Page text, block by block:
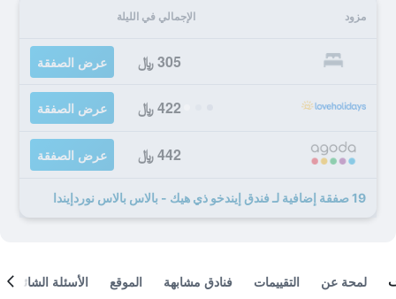
مزود الإجمالي في الليلة
305 ﷼ عرض الصفقة
422 ﷼ عرض الصفقة
442 ﷼ عرض الصفقة
19 صفقة إضافية لـ فندق إيندخو ذي هيك - بالاس بالاس نوردإيندا
لمحة عن التقييمات فنادق مشابهة الموقع الأسئلة الشائعة